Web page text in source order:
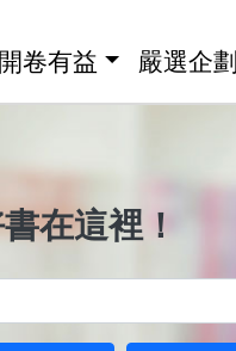
卷有益 嚴選企劃
在這裡！